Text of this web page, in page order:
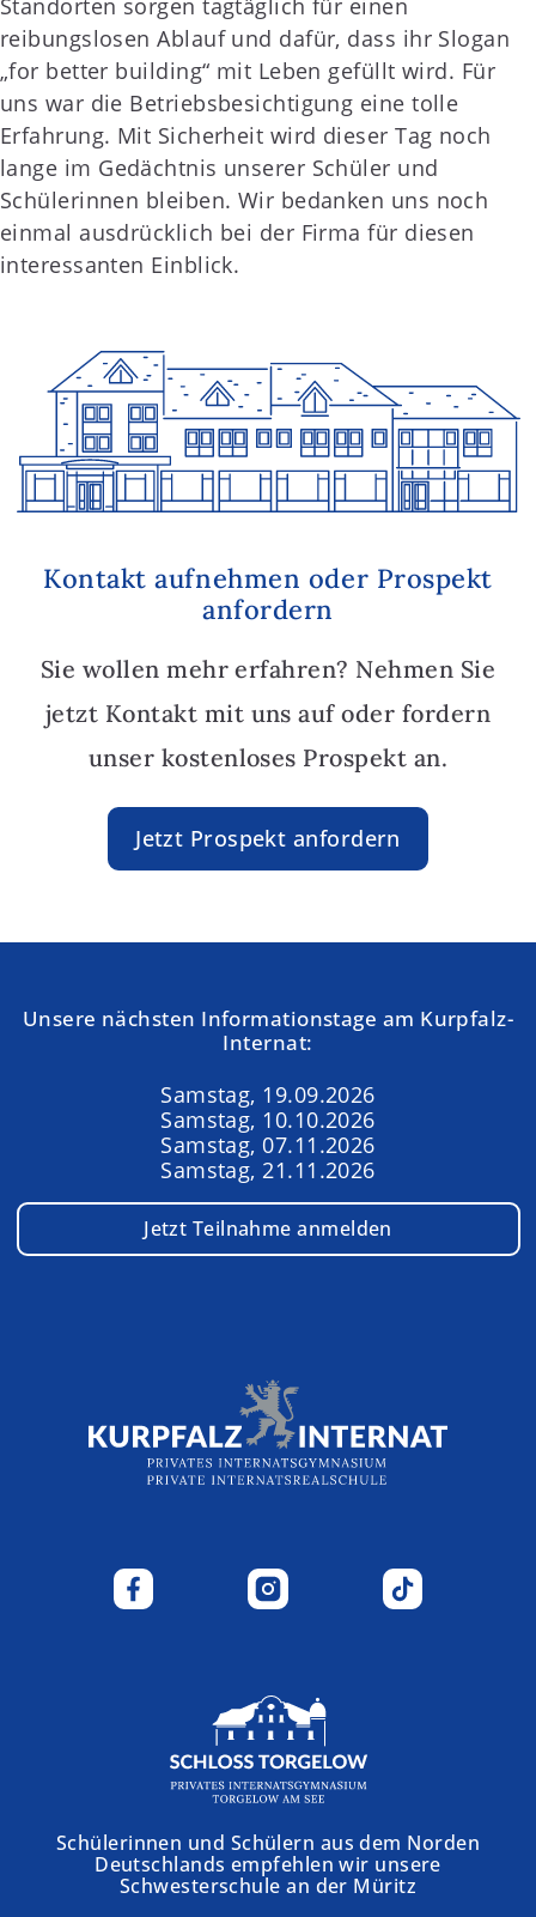
reibungslosen Ablauf und dafür, dass ihr Slogan
„for better building“ mit Leben gefüllt wird. Für
uns war die Betriebsbesichtigung eine tolle
Erfahrung. Mit Sicherheit wird dieser Tag noch
lange im Gedächtnis unserer Schüler und
Schülerinnen bleiben. Wir bedanken uns noch
einmal ausdrücklich bei der Firma für diesen
interessanten Einblick.
Kontakt aufnehmen oder Prospekt
anfordern
Sie wollen mehr erfahren? Nehmen Sie
jetzt Kontakt mit uns auf oder fordern
unser kostenloses Prospekt an.
Jetzt Prospekt anfordern
Unsere nächsten Informationstage am Kurpfalz-
Internat:
Samstag, 19.09.2026
Samstag, 10.10.2026
Samstag, 07.11.2026
Samstag, 21.11.2026
Jetzt Teilnahme anmelden
Schülerinnen und Schülern aus dem Norden
Deutschlands empfehlen wir unsere
Schwesterschule an der Müritz